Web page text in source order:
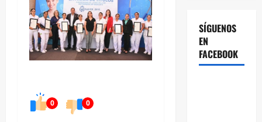
0 0
SÍGUENOS
EN
FACEBOOK